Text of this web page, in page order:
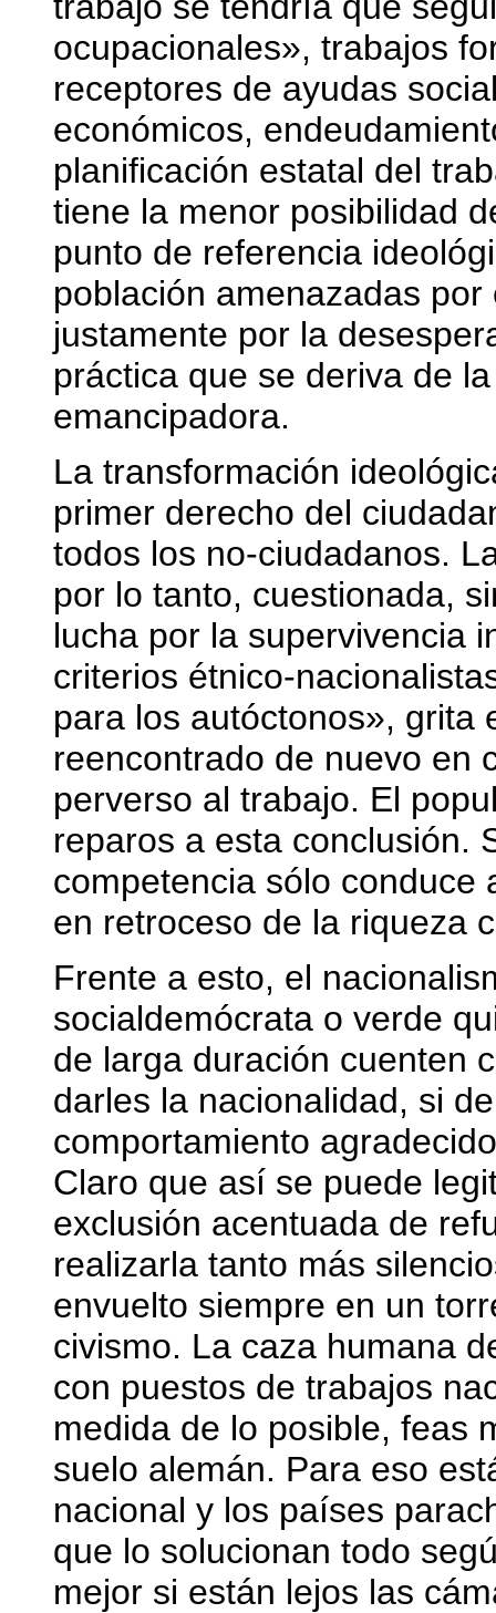
ocupacionales», trabajos
receptores de ayudas
económicos,
planificación estatal del
tiene la menor posibilidad
punto de referencia
población amenazadas
justamente por la
práctica que se deriva de
emancipadora.
La transformación
primer derecho del
todos los no-ciudadanos.
por lo tanto, cuestionada,
lucha por la supervivencia
criterios étnico-
para los autóctonos», grita
reencontrado de nuevo en
perverso al trabajo. El
reparos a esta conclusión.
competencia sólo conduce
en retroceso de la riqueza
Frente a esto, el
socialdemócrata o verde
de larga duración cuenten
darles la nacionalidad, si
comportamiento
Claro que así se puede
exclusión acentuada de
realizarla tanto más
envuelto siempre en un
civismo. La caza humana
con puestos de trabajos
medida de lo posible, feas
suelo alemán. Para eso
nacional y los países
que lo solucionan todo
mejor si están lejos las